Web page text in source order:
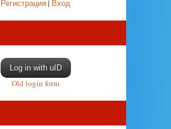
Регистрация| Вход
Log in with uID
Old login form